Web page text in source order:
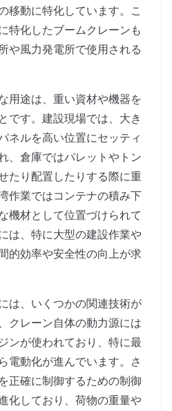
移動に特化しています。こ
特化したブームクレーンも
や風力発電所で使用される
用途は、重い資材や機器を
です。建設現場では、大き
ネルを高い位置にセッティ
、倉庫ではパレットやトン
たり配置したりする際に重
作業ではコンテナの積み下
機材として位置づけられて
は、特に大型の建設作業や
的効率や安全性の向上が求
は、いくつかの関連技術が
クレーン自体の動力源には
ンが使われており、特に最
電動化が進んでいます。さ
正確に制御するための制御
化しており、荷物の重量や